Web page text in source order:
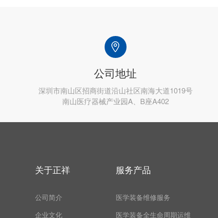
公司地址
深圳市南山区招商街道沿山社区南海大道1019号
南山医疗器械产业园A、B座A402
关于正祥
公司简介
企业文化
服务产品
医学装备维修服务
医学装备全生命周期运维